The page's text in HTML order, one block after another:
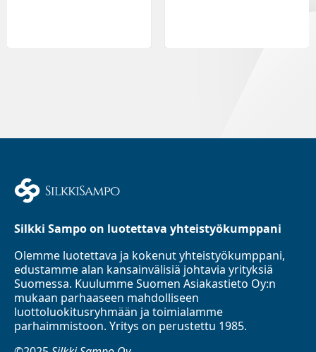
Silkki Sampo on luotettava yhteistyökumppani
Olemme luotettava ja kokenut yhteistyökumppani,
edustamme alan kansainvälisiä johtavia yrityksiä
Suomessa. Kuulumme Suomen Asiakastieto Oy:n
mukaan parhaaseen mahdolliseen
luottoluokitusryhmään ja toimialamme
parhaimmistoon. Yritys on perustettu 1985.